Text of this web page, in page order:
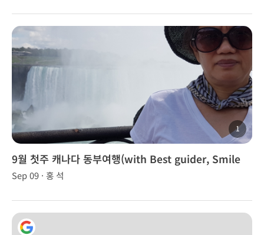
1
9월 첫주 캐나다 동부여행(with Best guider, Smile
Yang)
Sep 09 · 홍 석